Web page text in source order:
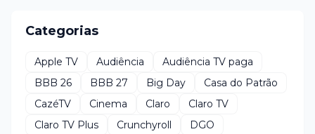
Categorias
Apple TV Audiência
Audiência TV paga
BBB 26
BBB 27 Big Day
Casa do Patrão
CazéTV
Cinema Claro
Claro TV
Claro TV Plus
Crunchyroll
DGO